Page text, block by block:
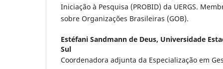
Iniciação à Pesquisa (PROBID) da UERGS.
sobre Organizações Brasileiras (GOB).
Estéfani Sandmann de Deus, Universidade
Sul
Coordenadora adjunta da Especialização em